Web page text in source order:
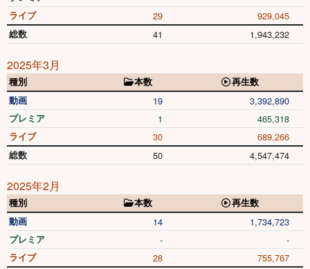
ライブ 29 929,045
総数 41 1,943,232
2025年3月
種別 本数
再生数
動画
19 3,392,890
プレミア 1 465,318
ライブ 30 689,266
総数 50 4,547,474
2025年2月
種別 本数
再生数
動画
14 1,734,723
プレミア - -
ライブ 28 755,767